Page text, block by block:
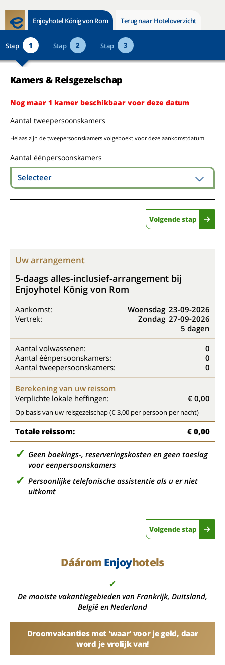
Enjoyhotel König von Rom Terug naar Hoteloverzicht
Stap 1 Stap 2 Stap 3
Kamers & Reisgezelschap
Nog maar 1 kamer beschikbaar voor deze datum
Aantal tweepersoonskamers
Helaas zijn de tweepersoonskamers volgeboekt voor deze aankomstdatum.
Aantal éénpersoonskamers
Selecteer
Volgende stap
Uw arrangement
5-daags alles-inclusief-arrangement bij
Enjoyhotel König von Rom
Aankomst: Woensdag 23-09-2026
Vertrek:
Zondag 27-09-2026
5 dagen
Aantal volwassenen:
0
Aantal éénpersoonskamers:
0
Aantal tweepersoonskamers:
0
Berekening van uw reissom
Verplichte lokale heffingen:
€ 0,00
Op basis van uw reisgezelschap (€ 3,00 per persoon per nacht)
Totale reissom: € 0,00
Geen boekings-, reserveringskosten en geen toeslag
voor eenpersoonskamers
Persoonlijke telefonische assistentie als u er niet
uitkomt
Volgende stap
Dáárom Enjoyhotels
✓
De mooiste vakantiegebieden van Frankrijk, Duitsland,
België en Nederland
Droomvakanties met 'waar' voor je geld, daar
word je vrolijk van!